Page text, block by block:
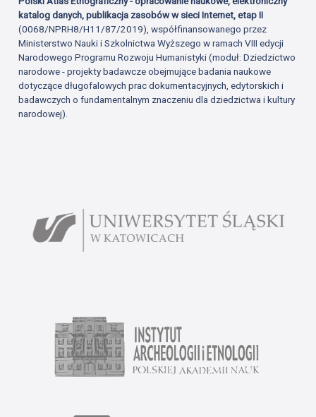
katalog danych, publikacja zasobów w sieci Internet, etap II
(0068/NPRH8/H11/87/2019), współfinansowanego przez
Ministerstwo Nauki i Szkolnictwa Wyższego w ramach VIII edycji
Narodowego Programu Rozwoju Humanistyki (moduł: Dziedzictwo
narodowe - projekty badawcze obejmujące badania naukowe
dotyczące długofalowych prac dokumentacyjnych, edytorskich i
badawczych o fundamentalnym znaczeniu dla dziedzictwa i kultury
narodowej).